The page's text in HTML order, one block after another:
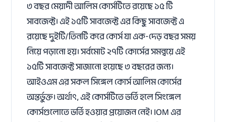
৩ বছর মেয়াদী আলিম কোর্সটিতে রয়েছে ১৫ টি
সাবজেক্ট। এই ১৫টি সাবজেক্ট এর কিছু সাবজেক্ট এ
রয়েছে দুইটি/তিনটি করে কোর্স যা এক-দেড় বছর সময়
নিয়ে পড়ানো হয়। সর্বমোট ২৭টি কোর্সের সমন্বয়ে এই
১৫টি সাবজেক্ট সাজানো হয়েছে ৩ বছরের জন্য।
আইওএম এর সকল সিঙ্গেল কোর্স আলিম কোর্সের
অন্তর্ভুক্ত। অর্থাৎ, এই কোর্সটিতে ভর্তি হলে সিংঙ্গেল
কোর্সগুলোতে ভর্তি হওয়ার প্রয়োজন নেই। IOM এর